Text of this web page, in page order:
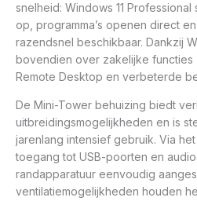
snelheid: Windows 11
op, programma’s openen direct
razendsnel beschikbaar. Dankzij
bovendien over zakelijke functies
Remote Desktop en verbeterde
De Mini-Tower behuizing biedt
uitbreidingsmogelijkheden en is
jarenlang intensief gebruik. Via
toegang tot USB-poorten en
randapparatuur eenvoudig
ventilatiemogelijkheden houden